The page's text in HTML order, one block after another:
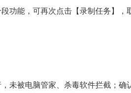
功能，可再次点击【录制任务】
未被电脑管家、杀毒软件拦截；确